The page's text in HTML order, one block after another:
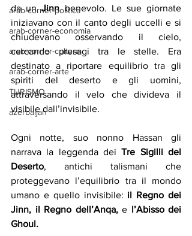
arab-corner-politica
arab-corner-economia
arab-corner-cultura
arab-corner-arte
TURISMO
azerbaijan
da un Jinn benevolo. Le sue giornate
iniziavano con il canto degli uccelli e si
chiudevano osservando il cielo,
cercando presagi tra le stelle. Era
destinato a riportare equilibrio tra gli
spiriti del deserto e gli uomini,
attraversando il velo che divideva il
visibile dall’invisibile.
Ogni notte, suo nonno Hassan gli
narrava la leggenda dei Tre Sigilli del
Deserto, antichi talismani che
proteggevano l’equilibrio tra il mondo
umano e quello invisibile: il Regno dei
Jinn, il Regno dell’Anqa, e l’Abisso dei
Ghoul.